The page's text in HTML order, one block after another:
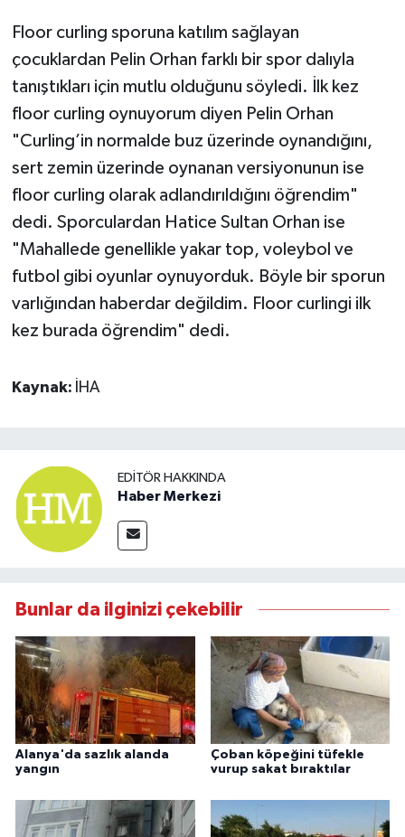
Floor curling sporuna katılım sağlayan
çocuklardan Pelin Orhan farklı bir spor dalıyla
tanıştıkları için mutlu olduğunu söyledi. İlk kez
floor curling oynuyorum diyen Pelin Orhan
"Curling’in normalde buz üzerinde oynandığını,
sert zemin üzerinde oynanan versiyonunun ise
floor curling olarak adlandırıldığını öğrendim"
dedi. Sporculardan Hatice Sultan Orhan ise
"Mahallede genellikle yakar top, voleybol ve
futbol gibi oyunlar oynuyorduk. Böyle bir sporun
varlığından haberdar değildim. Floor curlingi ilk
kez burada öğrendim" dedi.
Kaynak: İHA
EDITÖR HAKKINDA
Haber Merkezi
Bunlar da ilginizi çekebilir
Alanya'da sazlık alanda
yangın
Çoban köpeğini tüfekle
vurup sakat bıraktılar